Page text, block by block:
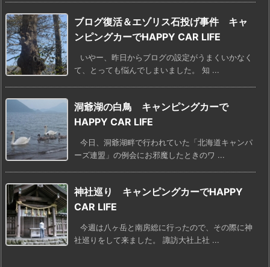
ブログ復活＆エゾリス石投げ事件 キャ
ンピングカーでHAPPY CAR LIFE
いやー、昨日からブログの設定がうまくいかなく
て、とっても悩んでしまいました。 知 ...
洞爺湖の白鳥 キャンピングカーで
HAPPY CAR LIFE
今日、洞爺湖畔で行われていた「北海道キャンパ
ーズ連盟」の例会にお邪魔したときのワ ...
神社巡り キャンピングカーでHAPPY
CAR LIFE
今週は八ヶ岳と南房総に行ったので、その際に神
社巡りをして来ました。 諏訪大社上社 ...